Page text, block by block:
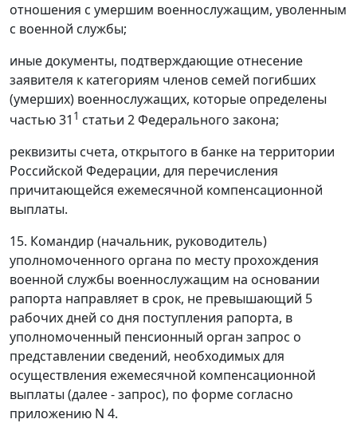
отношения с умершим военнослужащим, уволенным
с военной службы;
иные документы, подтверждающие отнесение
заявителя к категориям членов семей погибших
(умерших) военнослужащих, которые определены
частью 31 1 статьи 2 Федерального закона;
реквизиты счета, открытого в банке на территории
Российской Федерации, для перечисления
причитающейся ежемесячной компенсационной
выплаты.
15. Командир (начальник, руководитель)
уполномоченного органа по месту прохождения
военной службы военнослужащим на основании
рапорта направляет в срок, не превышающий 5
рабочих дней со дня поступления рапорта, в
уполномоченный пенсионный орган запрос о
представлении сведений, необходимых для
осуществления ежемесячной компенсационной
выплаты (далее - запрос), по форме согласно
приложению N 4.